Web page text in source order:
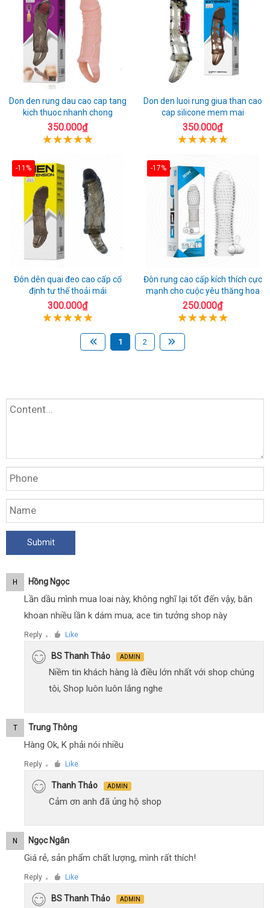
Don den rung dau cao cap tang
kich thuoc nhanh chong
350.000₫
Don den luoi rung giua than cao
cap silicone mem mai
350.000₫
-11%
Đôn dên quai đeo cao cấp cố
định tư thế thoải mái
300.000₫
-17%
Đôn rung cao cấp kích thích cực
mạnh cho cuộc yêu thăng hoa
250.000₫
1 2
H Hồng Ngọc
Lần dầu mình mua loai này, không nghĩ lại tốt đến vậy, băn
khoan nhiều lần k dám mua, ace tin tưởng shop này
Reply ● Like
BS Thanh Thảo ADMIN
Niềm tin khách hàng là điều lớn nhất với shop chúng
tôi, Shop luôn luôn lắng nghe
T Trung Thông
Hàng Ok, K phải nói nhiều
Reply ● Like
Thanh Thảo ADMIN
Cảm ơn anh đã ủng hộ shop
N Ngọc Ngân
Giá rẻ, sản phẩm chất lượng, mình rất thích!
Reply ● Like
BS Thanh Thảo ADMIN